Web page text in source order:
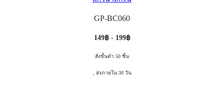
GP-BC060
149฿ - 199฿
สั่งขั้นต่ำ 50 ชิ้น
, ส่งภายใน 30 วัน